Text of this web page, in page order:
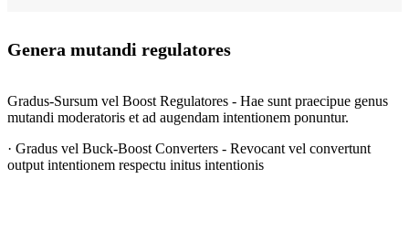
Genera mutandi regulatores
Gradus-Sursum vel Boost Regulatores - Hae sunt praecipue genus
mutandi moderatoris et ad augendam intentionem ponuntur.
· Gradus vel Buck-Boost Converters - Revocant vel convertunt
output intentionem respectu initus intentionis